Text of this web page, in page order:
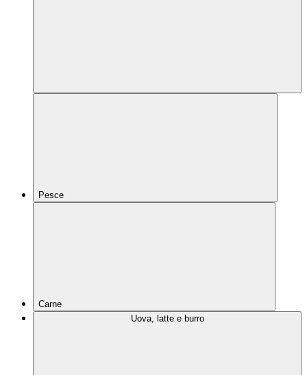
Pesce
Carne
Uova, latte e burro